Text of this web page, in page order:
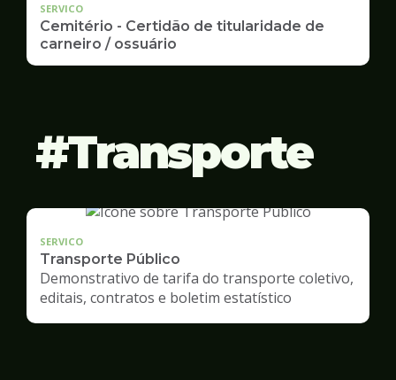
SERVICO
Cemitério - Certidão de titularidade de
carneiro / ossuário
Transporte
SERVICO
Transporte Público
Demonstrativo de tarifa do transporte coletivo,
editais, contratos e boletim estatístico